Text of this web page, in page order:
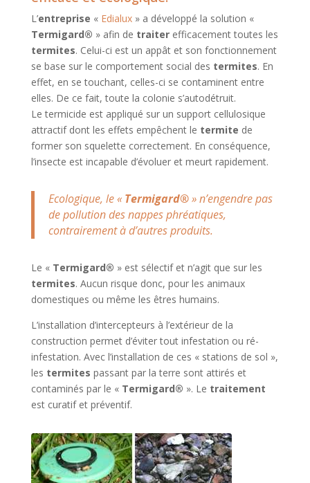
L’entreprise « Edialux» a développé la solution «
Termigard® » afin de traiterefficacement toutes les
termites. Celui-ci est un appât et son fonctionnement
se base sur le comportement social des termites. En
effet, en se touchant, celles-ci se contaminent entre
elles. De ce fait, toute la colonie s’autodétruit.
Le termicide est appliqué sur un support cellulosique
attractif dont les effets empêchent le termite de
former son squelette correctement. En conséquence,
l’insecte est incapable d’évoluer et meurt rapidement.
Ecologique, le « Termigard®» n’engendre pas
de pollution des nappes phréatiques,
contrairement à d’autres produits.
Le « Termigard® » est sélectif et n’agit que sur les
termites. Aucun risque donc, pour les animaux
domestiques ou même les êtres humains.
L’installation d’intercepteurs à l’extérieur de la
construction permet d’éviter tout infestation ou ré-
infestation. Avec l’installation de ces « stations de sol »,
les termites passant par la terre sont attirés et
contaminés par le « Termigard® ». Le traitement
est curatif et préventif.